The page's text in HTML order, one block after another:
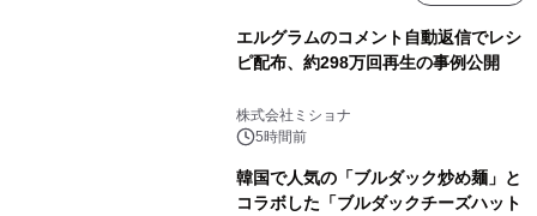
エルグラムのコメント自動返信でレシ
ピ配布、約298万回再生の事例公開
株式会社ミショナ
5時間前
韓国で人気の「ブルダック炒め麺」と
コラボした「ブルダックチーズハット